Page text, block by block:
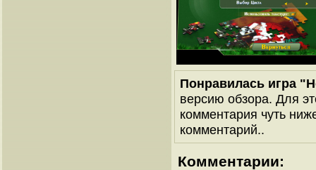
Понравилась игра
версию обзора. Для
комментария чуть
комментарий..
Комментарии: